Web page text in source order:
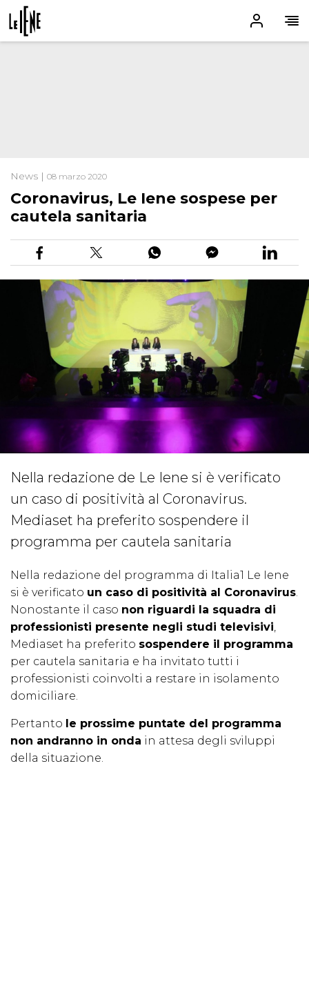
News | 08 marzo 2020
Coronavirus, Le Iene sospese per
cautela sanitaria
Nella redazione de Le Iene si è verificato
un caso di positività al Coronavirus.
Mediaset ha preferito sospendere il
programma per cautela sanitaria
Nella redazione del programma di Italia1 Le Iene
si è verificato un caso di positività al Coronavirus.
Nonostante il caso non riguardi la squadra di
professionisti presente negli studi televisivi,
Mediaset ha preferito sospendere il programma
per cautela sanitaria e ha invitato tutti i
professionisti coinvolti a restare in isolamento
domiciliare.
Pertanto le prossime puntate del programma
non andranno in onda in attesa degli sviluppi
della situazione.